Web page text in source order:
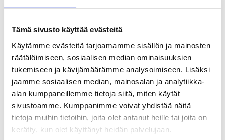
Tämä sivusto käyttää evästeitä
Käytämme evästeitä tarjoamamme sisällön ja mainosten
räätälöimiseen, sosiaalisen median ominaisuuksien
tukemiseen ja kävijämäärämme analysoimiseen. Lisäksi
jaamme sosiaalisen median, mainosalan ja analytiikka-
alan kumppaneillemme tietoja siitä, miten käytät
sivustoamme. Kumppanimme voivat yhdistää näitä
tietoja muihin tietoihin, joita olet antanut heille tai joita on
kerätty, kun olet käyttänyt heidän palvelujaan.
Testaa itsesi: Paljonko pelaat
rahapelejä? (selkokieli)
Voittaminen rahapelissä on
sattumaa -video (selkokieli)